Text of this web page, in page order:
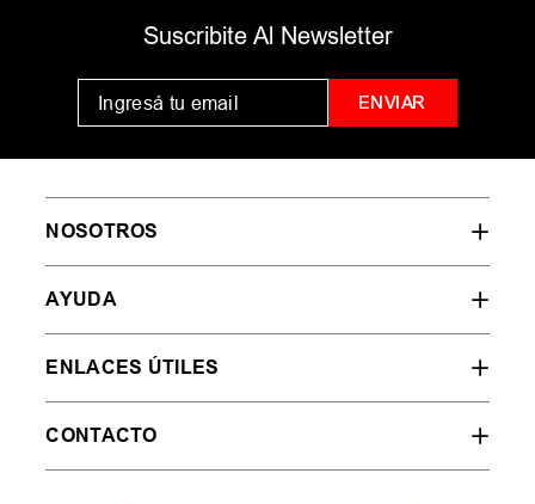
Suscribite Al Newsletter
ENVIAR
NOSOTROS
AYUDA
ENLACES ÚTILES
CONTACTO